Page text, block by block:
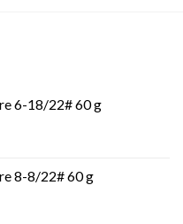
6-18/22# 60 g
8-8/22# 60 g